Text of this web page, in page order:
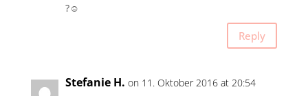
?☺
Reply
Stefanie H. on 11. Oktober 2016 at 20:54